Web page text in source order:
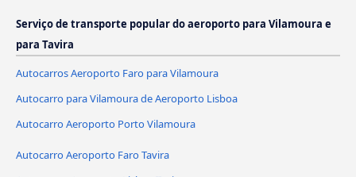
Serviço de transporte popular do aeroporto para Vilamoura e
para Tavira
Autocarros Aeroporto Faro para Vilamoura
Autocarro para Vilamoura de Aeroporto Lisboa
Autocarro Aeroporto Porto Vilamoura
Autocarro Aeroporto Faro Tavira